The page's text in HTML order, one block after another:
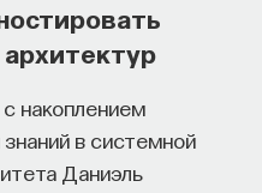
накоплением
в системной
Даниэль
и можно ли